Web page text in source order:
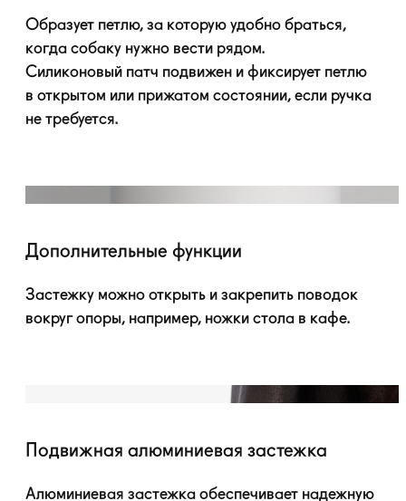
Образует петлю, за которую удобно браться,
когда собаку нужно вести рядом.
Силиконовый патч подвижен и фиксирует петлю
в открытом или прижатом состоянии, если ручка
не требуется.
Дополнительные функции
Застежку можно открыть и закрепить поводок
вокруг опоры, например, ножки стола в кафе.
Подвижная алюминиевая застежка
Алюминиевая застежка обеспечивает надежную